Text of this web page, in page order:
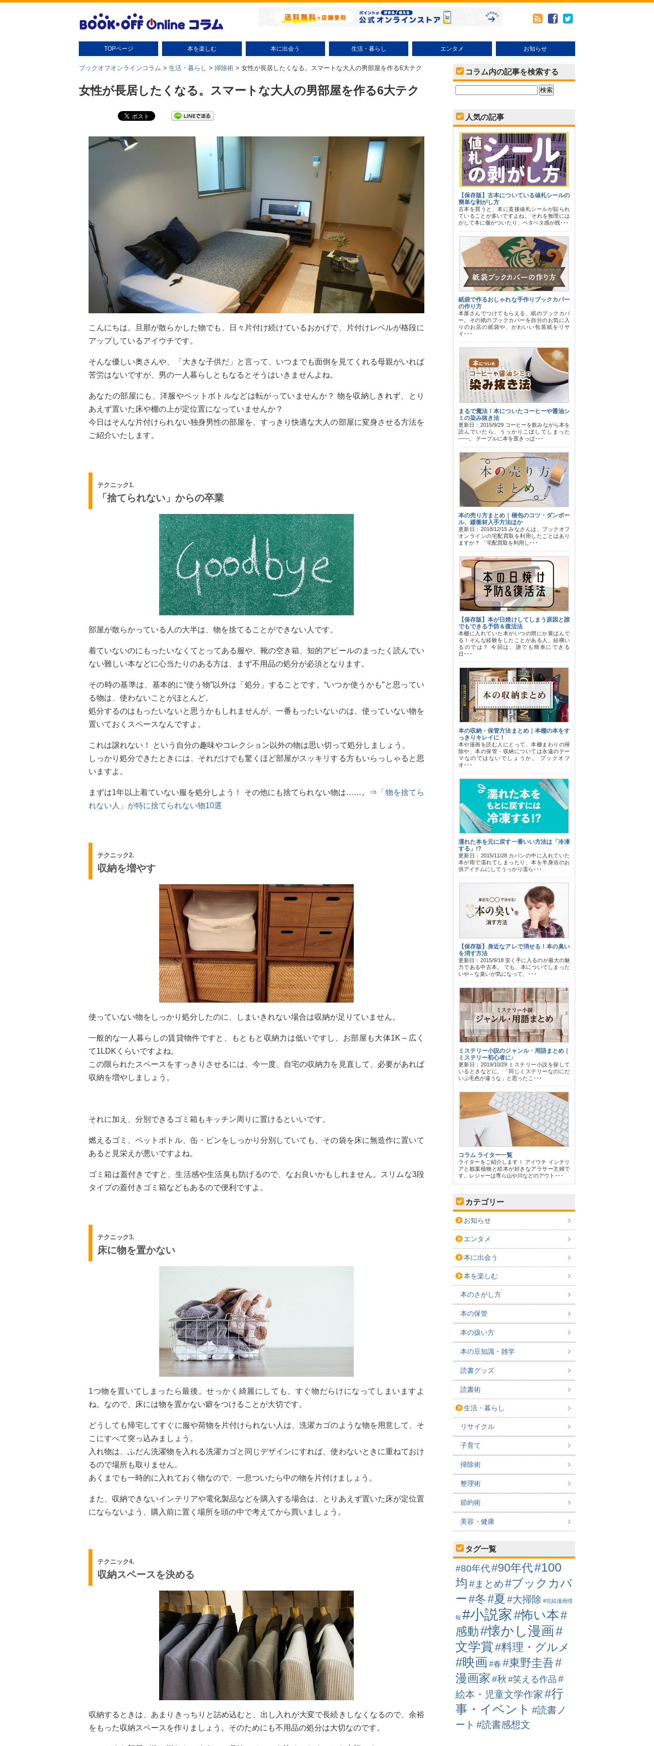
TOPページ 本を楽しむ
本の扱い方
本の保管
読書グッズ
読書術
本の豆知識・雑学
本のさがし方
本に出会う
小説（テーマ別）
ミステリー小説
時代小説
文学小説
ラノベ
コミック（テーマ別）
少年コミック
少女コミック
大人コミック
絵本・児童書
趣味・実用
エッセイ
ビジネス書
自己啓発
研究・評論
話題
生活・暮らし
整理術
掃除術
節約術
リサイクル
美容・健康
子育て
エンタメ お知らせ
ブックオフオンラインコラム > 生活・暮らし > 掃除術 > 女性が長居したくなる。スマートな大人の男部屋を作る6大テク
女性が長居したくなる。スマートな大人の男部屋を作る6大テク
こんにちは。旦那が散らかした物でも、日々片付け続けているおかげで、片付けレベルが格段に
アップしているアイウチです。
そんな優しい奥さんや、「大きな子供だ」と言って、いつまでも面倒を見てくれる母親がいれば
苦労はないですが、男の一人暮らしともなるとそうはいきませんよね。
あなたの部屋にも、洋服やペットボトルなどは転がっていませんか？ 物を収納しきれず、とり
あえず置いた床や棚の上が定位置になっていませんか？
今日はそんな片付けられない独身男性の部屋を、すっきり快適な大人の部屋に変身させる方法を
ご紹介いたします。
テクニック1.
「捨てられない」からの卒業
部屋が散らかっている人の大半は、物を捨てることができない人です。
着ていないのにもったいなくてとってある服や、靴の空き箱、知的アピールのまったく読んでい
ない難しい本などに心当たりのある方は、まず不用品の処分が必須となります。
その時の基準は、基本的に“使う物”以外は「処分」することです。“いつか使うかも”と思ってい
る物は、使わないことがほとんど。
処分するのはもったいないと思うかもしれませんが、一番もったいないのは、使っていない物を
置いておくスペースなんですよ。
これは譲れない！ という自分の趣味やコレクション以外の物は思い切って処分しましょう。
しっかり処分できたときには、それだけでも驚くほど部屋がスッキリする方もいらっしゃると思
いますよ。
まずは1年以上着ていない服を処分しよう！ その他にも捨てられない物は……。⇒ 「物を捨てら
れない人」が特に捨てられない物10選
テクニック2.
収納を増やす
使っていない物をしっかり処分したのに、しまいきれない場合は収納が足りていません。
一般的な一人暮らしの賃貸物件ですと、もともと収納力は低いですし、お部屋も大体1K～広く
て1LDKくらいですよね。
この限られたスペースをすっきりさせるには、今一度、自宅の収納力を見直して、必要があれば
収納を増やしましょう。
それに加え、分別できるゴミ箱もキッチン周りに置けるといいです。
燃えるゴミ、ペットボトル、缶・ビンをしっかり分別していても、その袋を床に無造作に置いて
あると見栄えが悪いですよね。
ゴミ箱は蓋付きですと、生活感や生活臭も防げるので、なお良いかもしれません。スリムな3段
タイプの蓋付きゴミ箱などもあるので便利ですよ。
テクニック3.
床に物を置かない
1つ物を置いてしまったら最後。せっかく綺麗にしても、すぐ物だらけになってしまいますよ
ね。なので、床には物を置かない癖をつけることが大切です。
どうしても帰宅してすぐに服や荷物を片付けられない人は、洗濯カゴのような物を用意して、そ
こにすべて突っ込みましょう。
入れ物は、ふだん洗濯物を入れる洗濯カゴと同じデザインにすれば、使わないときに重ねておけ
るので場所も取りません。
あくまでも一時的に入れておく物なので、一息ついたら中の物を片付けましょう。
また、収納できないインテリアや電化製品などを購入する場合は、とりあえず置いた床が定位置
にならないよう、購入前に置く場所を頭の中で考えてから買いましょう。
テクニック4.
収納スペースを決める
収納するときは、あまりきっちりと詰め込むと、出し入れが大変で長続きしなくなるので、余裕
をもった収納スペースを作りましょう。そのためにも不用品の処分は大切なのです。
コラム内の記事を検索する
人気の記事
【保存版】古本についている値札シールの
簡単な剥がし方
古本を買うと、本に直接値札シールが貼られ
ていることが多いですよね。 それを無理には
がして本に傷がついたり、ベタベタ感が残･･･
紙袋で作るおしゃれな手作りブックカバー
の作り方
本屋さんでつけてもらえる、紙のブックカバ
ー。その紙のブックカバーを自分のお気に入
りのお店の紙袋や、かわいい包装紙をリサ
イ･･･
まるで魔法！本についたコーヒーや醤油シ
ミの染み抜き法
更新日：2015/9/29 コーヒーを飲みながら本を
読んでいたら、うっかりこぼしてしまった
――。 テーブルに本を置きっぱ･･･
本の売り方まとめ｜梱包のコツ・ダンボー
ル、緩衝材入手方法ほか
更新日：2018/12/15 みなさんは、ブックオフ
オンラインの宅配買取を利用したことはあり
ますか？ 「宅配買取を利用し･･･
【保存版】本が日焼けしてしまう原因と誰
でもできる予防＆復活法
本棚に入れていた本がいつの間にか黄ばんで
る！そんな経験をしたことがある人、結構い
るのでは？ 今回は、誰でも簡単にできる
日･･･
本の収納・保管方法まとめ｜本棚の本をす
っきりキレイに！
本や漫画を読む人にとって、本棚まわりの掃
除や、本の保管・収納については永遠のテー
マなのではないでしょうか。 ブックオフ
オ･･･
濡れた本を元に戻す一番いい方法は「冷凍
する」!?
更新日：2015/11/28 カバンの中に入れていた
本が雨で濡れてしまったり、本を半身浴のお
供アイテムにしてうっかり濡ら･･･
【保存版】身近なアレで消せる！本の臭い
を消す方法
更新日：2015/9/18 安く手に入るのが最大の魅
力である中古本。 でも、本についてしまった
いや～な臭いが気になって、･･･
ミステリー小説のジャンル・用語まとめ｜
ミステリー初心者に♪
更新日：2019/10/29 ミステリー小説を探して
いるときなどに、「同じミステリーなのにだ
いぶ毛色が違うな」と思ったこ･･･
コラム ライター一覧
ライターをご紹介します！ アイウチ インテリ
アと観葉植物と絵本が好きなアラサー主婦で
す。レジャーは専ら山や川などのアウト･･･
カテゴリー
お知らせ
エンタメ
本に出会う
本を楽しむ
本のさがし方
本の保管
本の扱い方
本の豆知識・雑学
読書グッズ
読書術
生活・暮らし
リサイクル
子育て
掃除術
整理術
節約術
美容・健康
タグ一覧
#80年代#90年代#100
均 #まとめ#ブックカバ
ー#冬#夏 #大掃除 #完結漫画情
報 #小説家#怖い本#
感動#懐かし漫画#
文学賞#料理・グルメ
#映画 #春 #東野圭吾#
漫画家 #秋#笑える作品#
絵本・児童文学作家#行
事・イベント #読書ノ
ート #読書感想文